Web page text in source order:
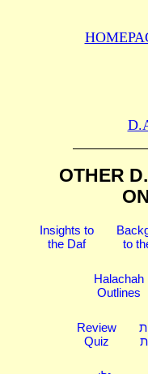
OTHER
Insights to
the Daf
to
Halachah
Outlines
Review
Quiz